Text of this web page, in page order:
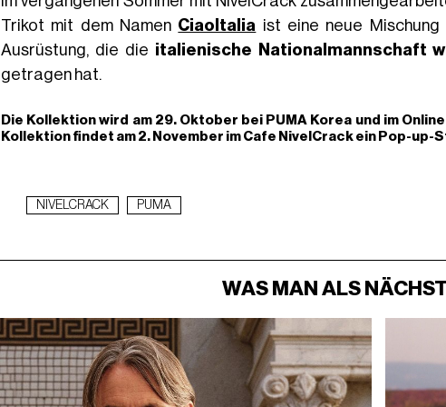
Trikot mit dem Namen CiaoItalia ist eine neue
Ausrüstung, die die italienische Nationalmannschaft
getragen hat.
Die Kollektion wird am 29. Oktober bei PUMA Korea und im
Kollektion findet am 2. November im Cafe NivelCrack ein Pop-
NIVELCRACK PUMA
WAS MAN ALS